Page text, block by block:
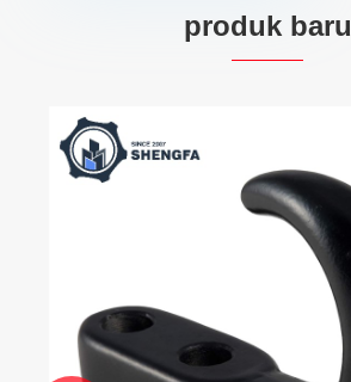
produk baru